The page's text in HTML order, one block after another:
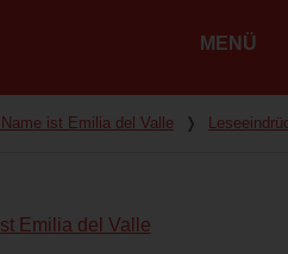
MENÜ
ist Emilia del Valle ❭
Emilia del Valle